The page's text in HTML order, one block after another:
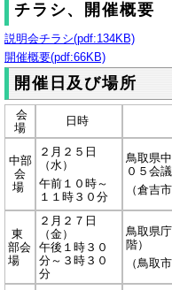
チラシ、開催概要
説明会チラシ(pdf:134KB)
開催概要(pdf:66KB)
開催日及び場所
会
場
日時
中部
会
場
２月２５日
（水）
午前１０時～
１１時３０分
鳥取県
０５会
（倉吉
東
部会
場
２月２７日
（金）
午後１時３０
分～３時３０
分
鳥取県
階）
（鳥取